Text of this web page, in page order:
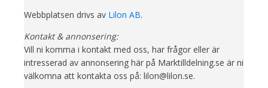
Webbplatsen drivs av Lilon AB.
Kontakt & annonsering:
Vill ni komma i kontakt med oss, har frågor eller är
intresserad av annonsering här på Marktilldelning.se är ni
välkomna att kontakta oss på: lilon@lilon.se.